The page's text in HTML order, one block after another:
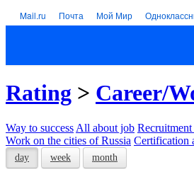
Mail.ru Почта Мой Мир
Rating > Career/
Way to success All about job Recruitment
Work on the cities of Russia Certification
day week month